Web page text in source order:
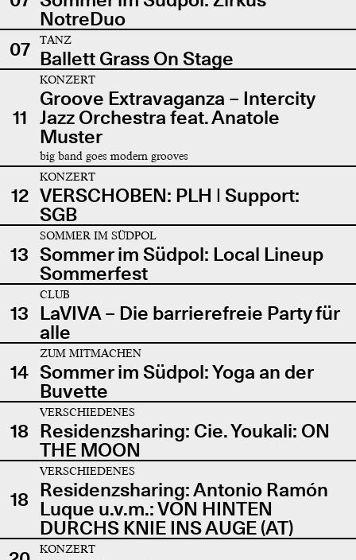
NotreDuo
07
TANZ
Ballett Grass On Stage
11
KONZERT
Groove Extravaganza – Intercity
Jazz Orchestra feat. Anatole
Muster
big band goes modern grooves
12
KONZERT
VERSCHOBEN: PLH | Support:
SGB
13
SOMMER IM SÜDPOL
Sommer im Südpol: Local Lineup
Sommerfest
13
CLUB
LaVIVA – Die barrierefreie Party für
alle
14
ZUM MITMACHEN
Sommer im Südpol: Yoga an der
Buvette
18
VERSCHIEDENES
Residenzsharing: Cie. Youkali: ON
THE MOON
18
VERSCHIEDENES
Residenzsharing: Antonio Ramón
Luque u.v.m.: VON HINTEN
DURCHS KNIE INS AUGE (AT)
KONZERT